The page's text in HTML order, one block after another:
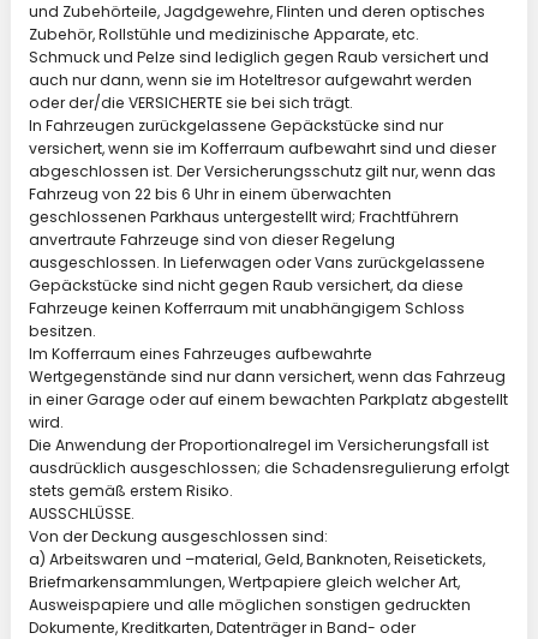
und Zubehörteile, Jagdgewehre, Flinten und deren optisches
Zubehör, Rollstühle und medizinische Apparate, etc.
Schmuck und Pelze sind lediglich gegen Raub versichert und
auch nur dann, wenn sie im Hoteltresor aufgewahrt werden
oder der/die VERSICHERTE sie bei sich trägt.
In Fahrzeugen zurückgelassene Gepäckstücke sind nur
versichert, wenn sie im Kofferraum aufbewahrt sind und dieser
abgeschlossen ist. Der Versicherungsschutz gilt nur, wenn das
Fahrzeug von 22 bis 6 Uhr in einem überwachten
geschlossenen Parkhaus untergestellt wird; Frachtführern
anvertraute Fahrzeuge sind von dieser Regelung
ausgeschlossen. In Lieferwagen oder Vans zurückgelassene
Gepäckstücke sind nicht gegen Raub versichert, da diese
Fahrzeuge keinen Kofferraum mit unabhängigem Schloss
besitzen.
Im Kofferraum eines Fahrzeuges aufbewahrte
Wertgegenstände sind nur dann versichert, wenn das Fahrzeug
in einer Garage oder auf einem bewachten Parkplatz abgestellt
wird.
Die Anwendung der Proportionalregel im Versicherungsfall ist
ausdrücklich ausgeschlossen; die Schadensregulierung erfolgt
stets gemäß erstem Risiko.
AUSSCHLÜSSE.
Von der Deckung ausgeschlossen sind:
a) Arbeitswaren und –material, Geld, Banknoten, Reisetickets,
Briefmarkensammlungen, Wertpapiere gleich welcher Art,
Ausweispapiere und alle möglichen sonstigen gedruckten
Dokumente, Kreditkarten, Datenträger in Band- oder